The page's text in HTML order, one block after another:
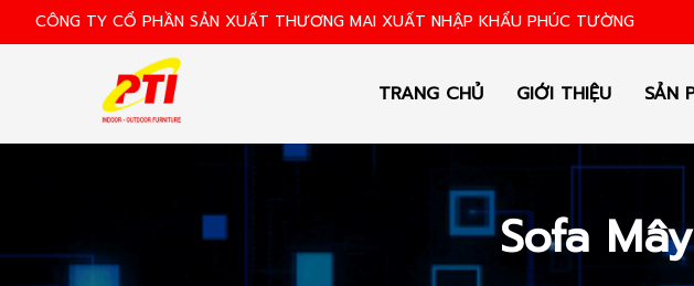
CÔNG TY CỔ PHẦN SẢN XUẤT THƯƠNG MAI XUẤT NHẬP KHẨU PHÚC TƯỜNG
TRANG CHỦ GIỚI THIỆU SẢN
Sofa